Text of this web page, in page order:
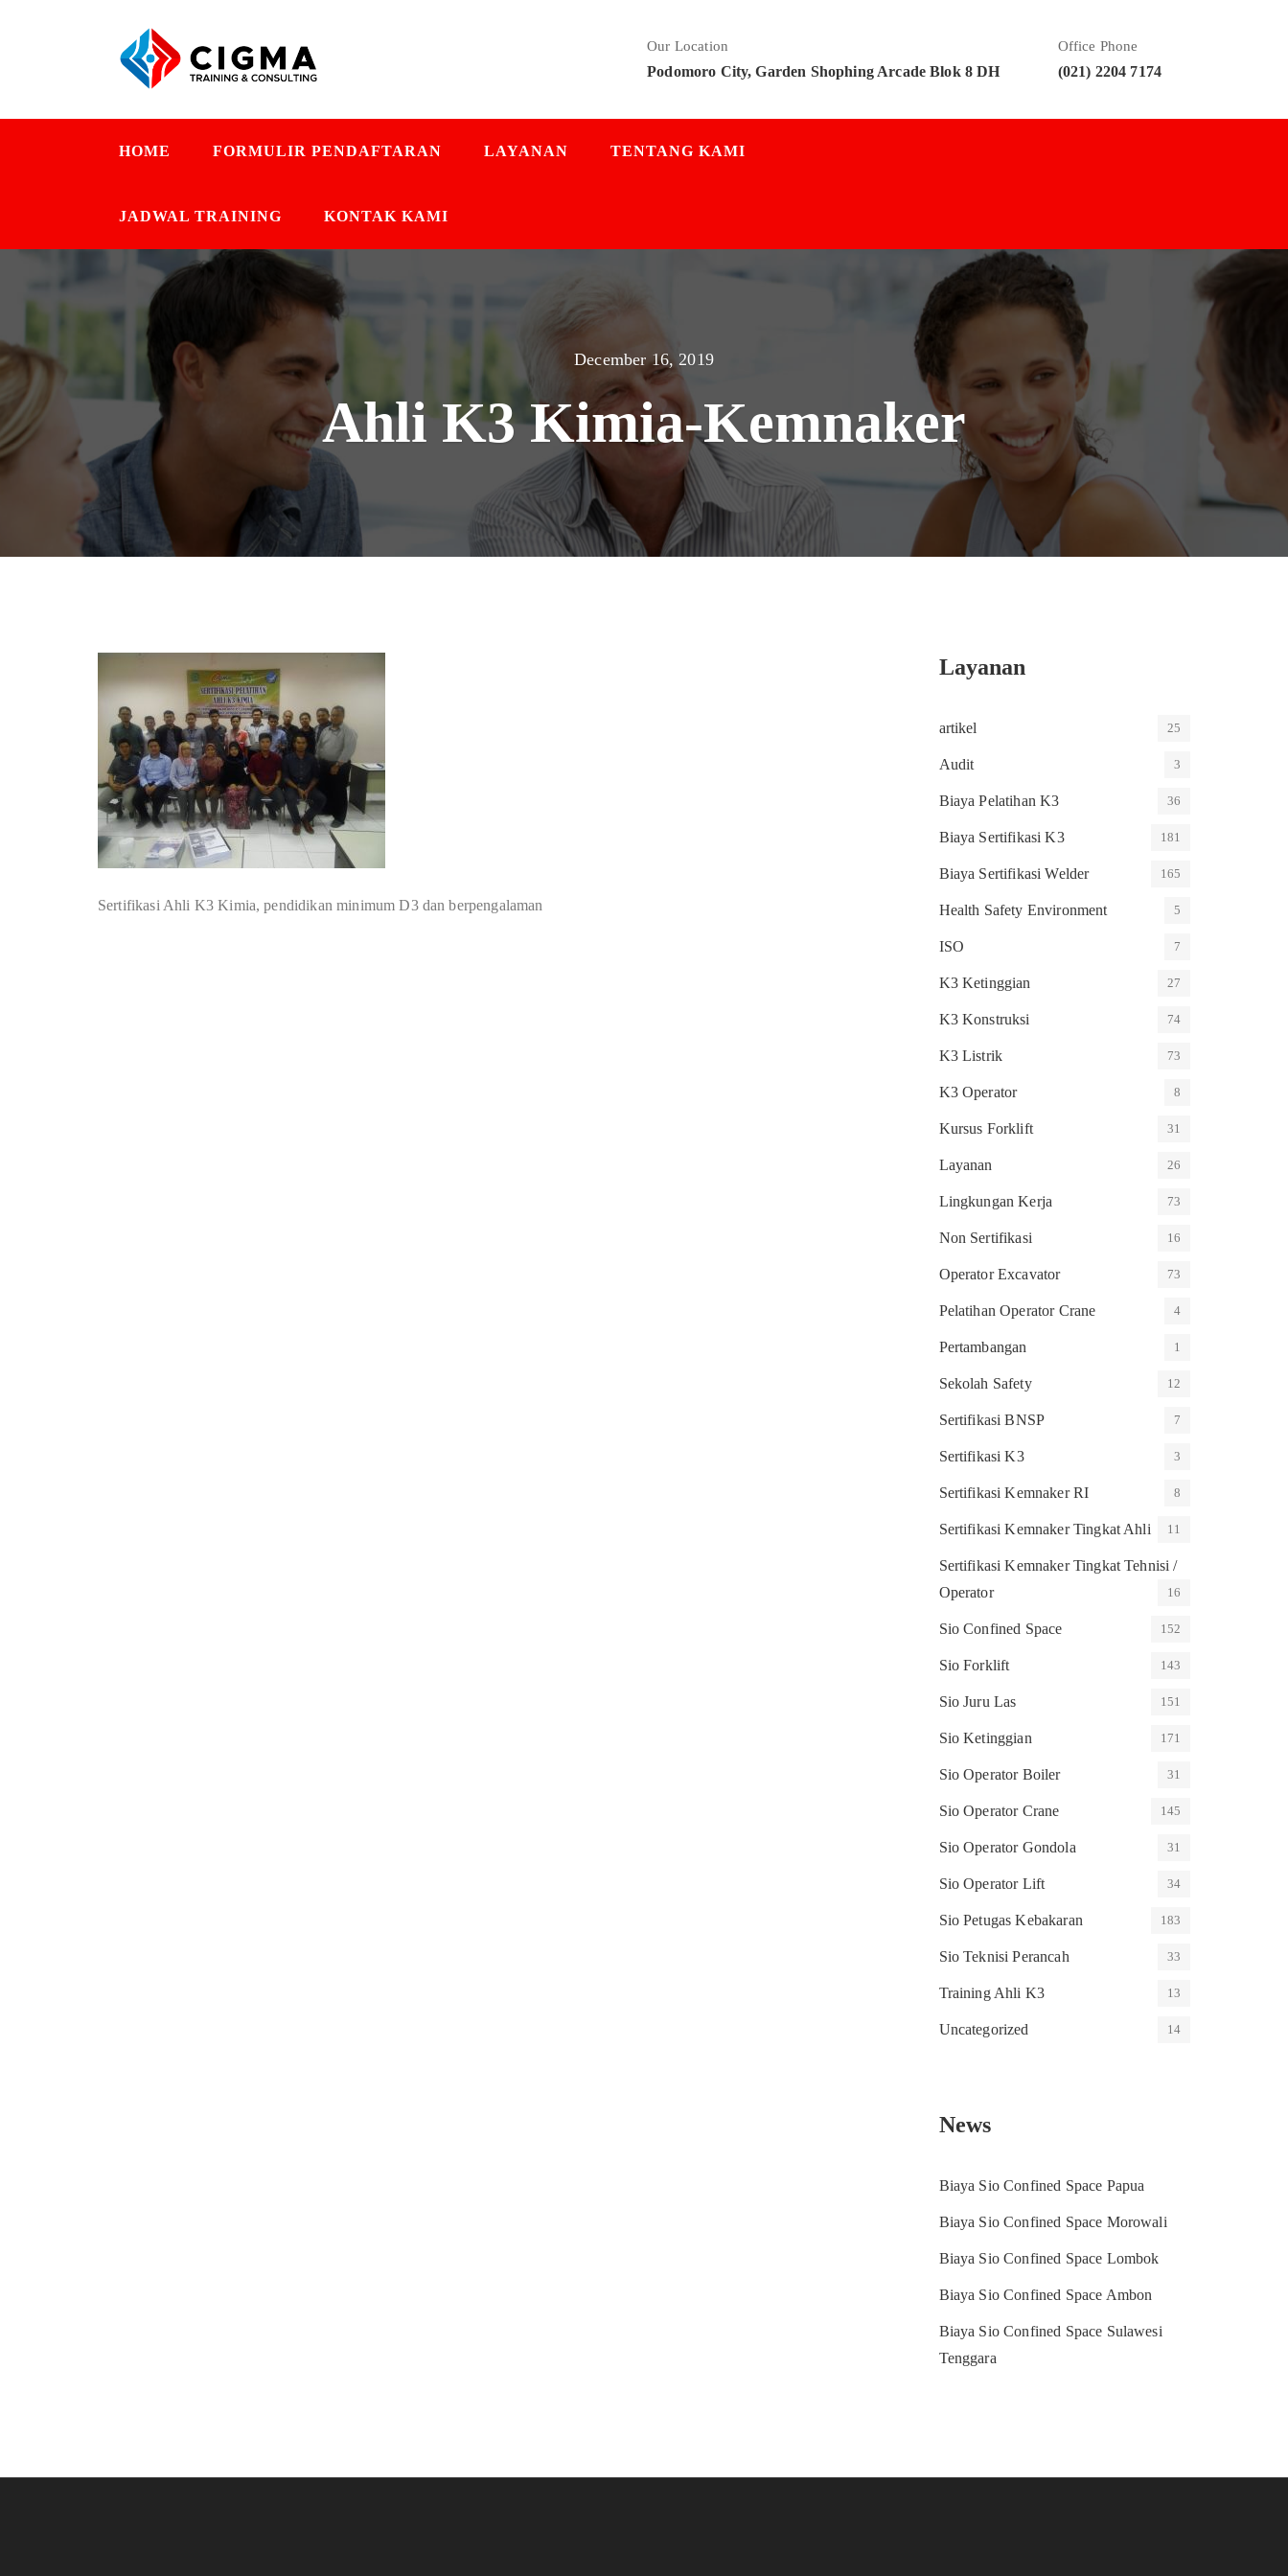
Our Location
Podomoro City, Garden Shophing Arcade Blok 8 DH
Office Phone
(021) 2204 7174
HOME FORMULIR PENDAFTARAN LAYANAN TENTANG KAMI
JADWAL TRAINING KONTAK KAMI
December 16, 2019
Ahli K3 Kimia-Kemnaker
Sertifikasi Ahli K3 Kimia, pendidikan minimum D3 dan berpengalaman
Layanan
artikel 25
Audit 3
Biaya Pelatihan K3 36
Biaya Sertifikasi K3 181
Biaya Sertifikasi Welder 165
Health Safety Environment 5
ISO 7
K3 Ketinggian 27
K3 Konstruksi 74
K3 Listrik 73
K3 Operator 8
Kursus Forklift 31
Layanan 26
Lingkungan Kerja 73
Non Sertifikasi 16
Operator Excavator 73
Pelatihan Operator Crane 4
Pertambangan 1
Sekolah Safety 12
Sertifikasi BNSP 7
Sertifikasi K3 3
Sertifikasi Kemnaker RI 8
Sertifikasi Kemnaker Tingkat Ahli 11
Sertifikasi Kemnaker Tingkat Tehnisi /
Operator
16
Sio Confined Space 152
Sio Forklift 143
Sio Juru Las 151
Sio Ketinggian 171
Sio Operator Boiler 31
Sio Operator Crane 145
Sio Operator Gondola 31
Sio Operator Lift 34
Sio Petugas Kebakaran 183
Sio Teknisi Perancah 33
Training Ahli K3 13
Uncategorized 14
News
Biaya Sio Confined Space Papua
Biaya Sio Confined Space Morowali
Biaya Sio Confined Space Lombok
Biaya Sio Confined Space Ambon
Biaya Sio Confined Space Sulawesi
Tenggara